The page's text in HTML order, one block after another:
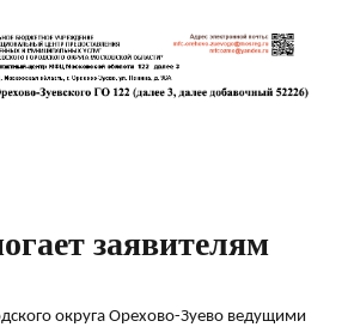
заявителям
округа Орехово-Зуево ведущими